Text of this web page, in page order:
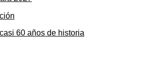
60 años de historia